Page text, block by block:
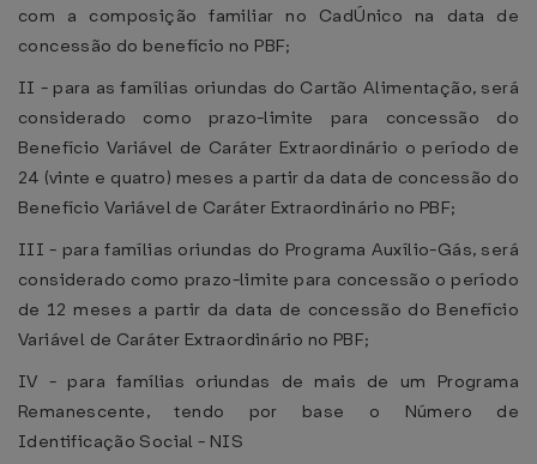
com a composição familiar no CadÚnico na data de
concessão do benefício no PBF;
II - para as famílias oriundas do Cartão Alimentação, será
considerado como prazo-limite para concessão do
Benefício Variável de Caráter Extraordinário o período de
24 (vinte e quatro) meses a partir da data de concessão do
Benefício Variável de Caráter Extraordinário no PBF;
III - para famílias oriundas do Programa Auxílio-Gás, será
considerado como prazo-limite para concessão o período
de 12 meses a partir da data de concessão do Benefício
Variável de Caráter Extraordinário no PBF;
IV - para famílias oriundas de mais de um Programa
Remanescente, tendo por base o Número de
Identificação Social - NIS